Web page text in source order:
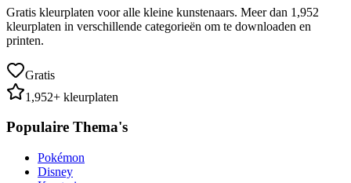
Gratis kleurplaten voor alle kleine kunstenaars. Meer dan 1,952
kleurplaten in verschillende categorieën om te downloaden en
printen.
Gratis
1,952+ kleurplaten
Populaire Thema's
Pokémon
Disney